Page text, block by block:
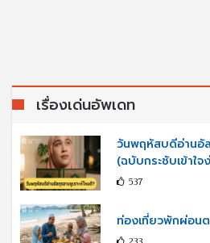
เรื่องเด่นอัพเดท
วันพฤหัสบดีอ่านอัล
(ฉบับกระชับเข้าใจ
537
ท่องเที่ยวพักผ่อน